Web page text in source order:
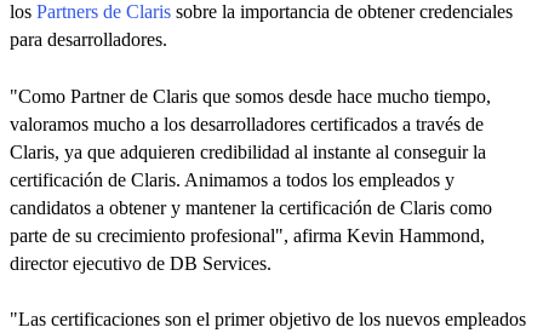
los Partners de Claris sobre la importancia de obtener credenciales
para desarrolladores.
"Como Partner de Claris que somos desde hace mucho tiempo,
valoramos mucho a los desarrolladores certificados a través de
Claris, ya que adquieren credibilidad al instante al conseguir la
certificación de Claris. Animamos a todos los empleados y
candidatos a obtener y mantener la certificación de Claris como
parte de su crecimiento profesional", afirma Kevin Hammond,
director ejecutivo de DB Services.
"Las certificaciones son el primer objetivo de los nuevos empleados